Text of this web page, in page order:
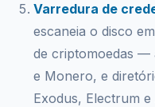
Varredura de
escaneia o disco
de criptomoedas —
e Monero, e
Exodus, Electrum